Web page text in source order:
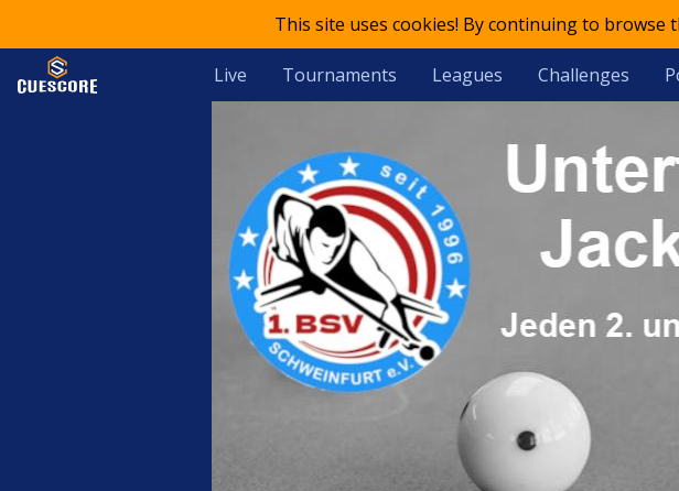
This site uses cookies! By continuing to
Live Tournaments Leagues Challenges